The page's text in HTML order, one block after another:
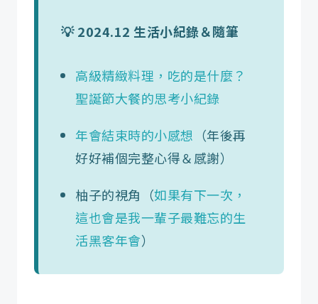
💡 2024.12 生活小紀錄＆隨筆
高級精緻料理，吃的是什麼？
聖誕節大餐的思考小紀錄
年會結束時的小感想 （年後再
好好補個完整心得＆感謝）
柚子的視角（如果有下一次，
這也會是我一輩子最難忘的生
活黑客年會）